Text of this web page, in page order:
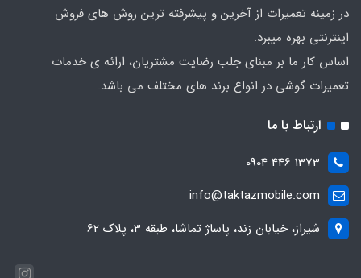
در زمینه تعمیرات از آخرین و پیشرفته ترین روش های فروش
اینترنتی بهره میبرد.
اساس کار ما بر مبنای جلب رضایت مشتریان، ارائه ی خدمات
تعمیرات گوشی در انواع برند های مختلف می باشد.
ارتباط با ما
1373 446 0904
info@taktazmobile.com
شیراز، خیابان زند، پاساژ تماشا، طبقه 3، پلاک 62